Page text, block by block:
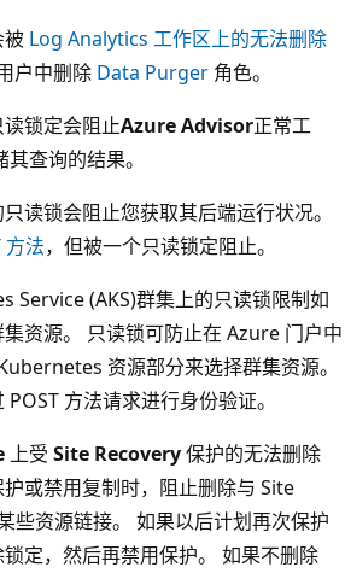
被 Log Analytics 工作区上的无法删除
户中删除 Data Purger 角色。
锁定会阻止Azure Advisor正常工
查询的结果。
读锁会阻止您获取其后端运行状况。
方法，但被一个只读锁定阻止。
Service (AKS)群集上的只读锁限制如
资源。 只读锁可防止在 Azure 门户中
资源部分来选择群集资源。
方法请求进行身份验证。
上受 Site Recovery保护的无法删除
或禁用复制时，阻止删除与 Site
些资源链接。 如果以后计划再次保护
定，然后再禁用保护。 如果不删除